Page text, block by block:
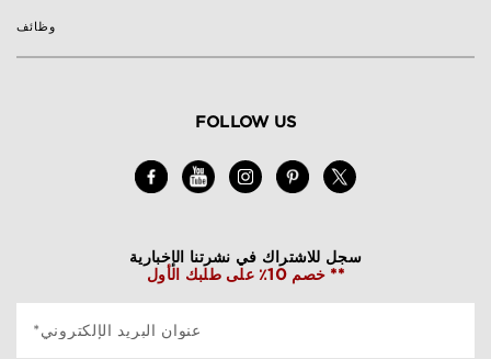
وظائف
FOLLOW US
سجل للاشتراك في نشرتنا الإخبارية
خصم 10٪ على طلبك الأول **
*عنوان البريد الإلكتروني